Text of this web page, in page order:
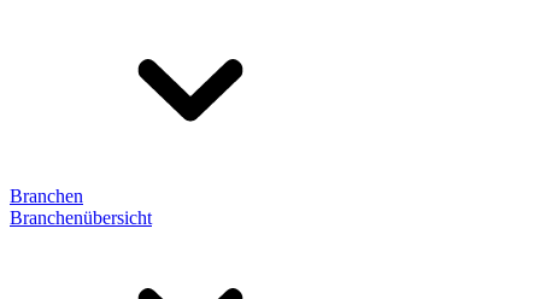
Branchen
Branchenübersicht